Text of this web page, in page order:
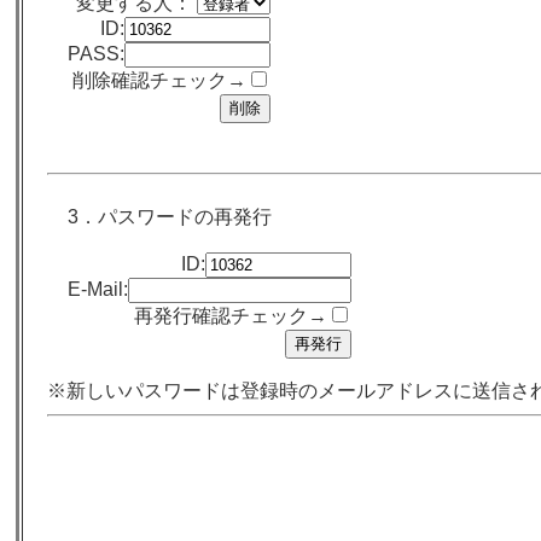
ID:
PASS:
削除確認チェック→
3．パスワードの再発行
ID:
E-Mail:
再発行確認チェック→
※新しいパスワードは登録時のメールアドレスに送信さ